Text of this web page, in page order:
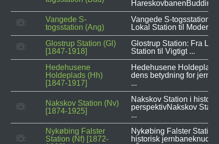
Vangede S-
togsstation (Ang)
Vangede S-togsstation –
Lokal Station til Moderne
Glostrup Station (Gl)
[1847-1918]
Glostrup Station: Fra
Station til Vigtigt ...
Hedehusene
Holdeplads (Hh)
[1847-1917]
Hedehusene
dens betydning for
...
Nakskov Station (Nv)
[1874-1925]
Nakskov Station i
perspektivNakskov
...
Nykøbing Falster
Station (Nf) [1872-
Nykøbing Falster Station
historisk